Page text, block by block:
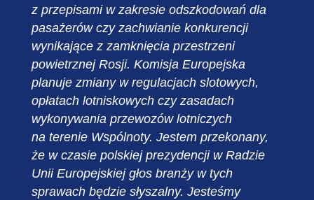
z przepisami w zakresie odszkodowań dla
pasażerów czy zachwianie konkurencji
wynikające z zamknięcia przestrzeni
powietrznej Rosji. Komisja Europejska
planuje zmiany w regulacjach slotowych,
opłatach lotniskowych czy zasadach
wykonywania przewozów lotniczych
na terenie Wspólnoty. Jestem przekonany,
że w czasie polskiej prezydencji w Radzie
Unii Europejskiej głos branży w tych
sprawach będzie słyszalny. Jesteśmy